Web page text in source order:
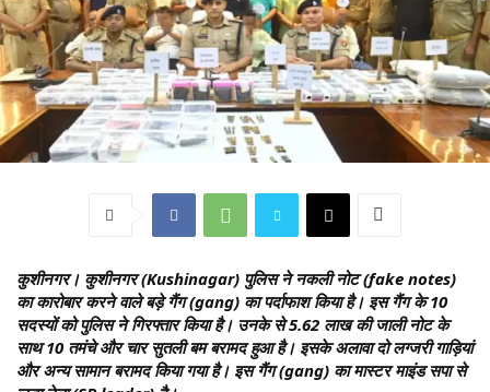
कुशीनगर। कुशीनगर (Kushinagar) पुलिस ने नकली नोट (fake notes)
का कारोबार करने वाले बड़े गैंग (gang) का पर्दाफाश किया है। इस गैंग के 10
सदस्यों को पुलिस ने गिरफ्तार किया है। उनके से 5.62 लाख की जाली नोट के
साथ 10 तमंचे और चार सुतली बम बरामद हुआ है। इसके अलावा दो लग्जरी गाड़ियां
और अन्य सामान बरामद किया गया है। इस गैंग (gang) का मास्टर माइंड सपा से